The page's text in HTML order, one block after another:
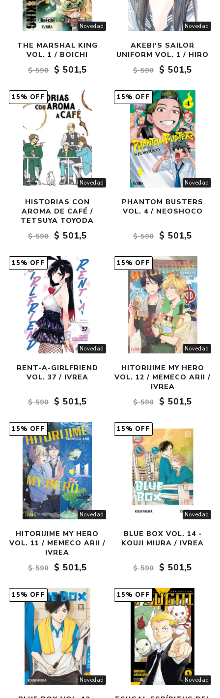
Novedad
THE MARSHAL KING
VOL. 1 / BOICHI
$ 590
$ 501,5
Novedad
AKEBI'S SAILOR
UNIFORM VOL. 1 / HIRO
$ 590
$ 501,5
Novedad
15% OFF
HISTORIAS CON
AROMA DE CAFÉ /
TETSUYA TOYODA
$ 590
$ 501,5
Novedad
15% OFF
PHANTOM BUSTERS
VOL. 4 / NEOSHOCO
$ 590 $ 501,5
Novedad
15% OFF
RENT-A-GIRLFRIEND
VOL. 37 / IVREA
$ 590 $ 501,5
Novedad
15% OFF
HITORIJIME MY HERO
VOL. 12 / MEMECO ARII /
IVREA
$ 590
$ 501,5
Novedad
15% OFF
HITORIJIME MY HERO
VOL. 11 / MEMECO ARII /
IVREA
$ 590
$ 501,5
Novedad
15% OFF
BLUE BOX VOL. 14 -
KOUJI MIURA / IVREA
$ 590 $ 501,5
Novedad
15% OFF
Novedad
15% OFF